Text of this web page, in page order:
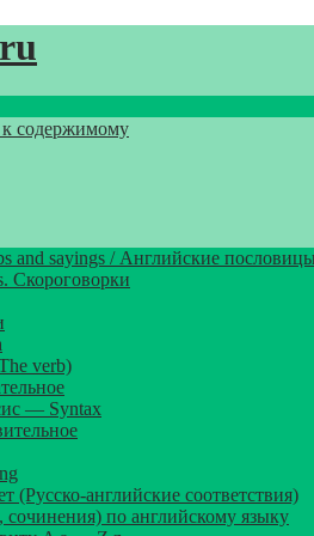
содержимому
and sayings / Английские
Скороговорки
verb)
— Syntax
(Русско-английские соответствия)
по английскому языку